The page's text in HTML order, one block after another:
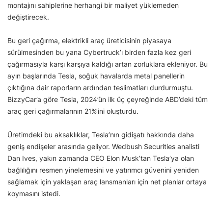
montajını sahiplerine herhangi bir maliyet yüklemeden
değiştirecek.
Bu geri çağırma, elektrikli araç üreticisinin piyasaya
sürülmesinden bu yana Cybertruck’ı birden fazla kez geri
çağırmasıyla karşı karşıya kaldığı artan zorluklara ekleniyor. Bu
ayın başlarında Tesla, soğuk havalarda metal panellerin
çıktığına dair raporların ardından teslimatları durdurmuştu.
BizzyCar’a göre Tesla, 2024’ün ilk üç çeyreğinde ABD’deki tüm
araç geri çağırmalarının 21%’ini oluşturdu.
Üretimdeki bu aksaklıklar, Tesla’nın gidişatı hakkında daha
geniş endişeler arasında geliyor. Wedbush Securities analisti
Dan Ives, yakın zamanda CEO Elon Musk’tan Tesla’ya olan
bağlılığını resmen yinelemesini ve yatırımcı güvenini yeniden
sağlamak için yaklaşan araç lansmanları için net planlar ortaya
koymasını istedi.